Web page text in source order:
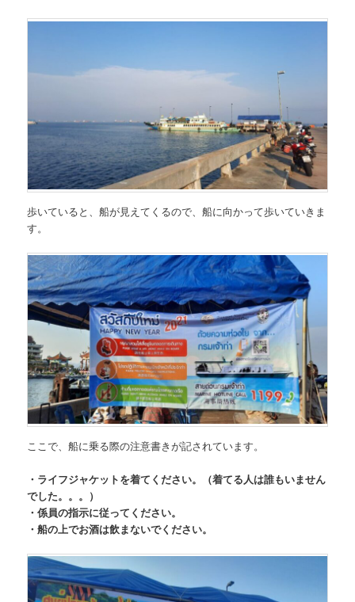
歩いていると、船が見えてくるので、船に向かって歩いていきま
す。
ここで、船に乗る際の注意書きが記されています。
・ライフジャケットを着てください。（着てる人は誰もいません
でした。。。）
・係員の指示に従ってください。
・船の上でお酒は飲まないでください。